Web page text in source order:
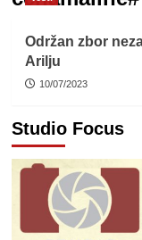
Održan zbor
Arilju
10/07/2023
Studio Focus